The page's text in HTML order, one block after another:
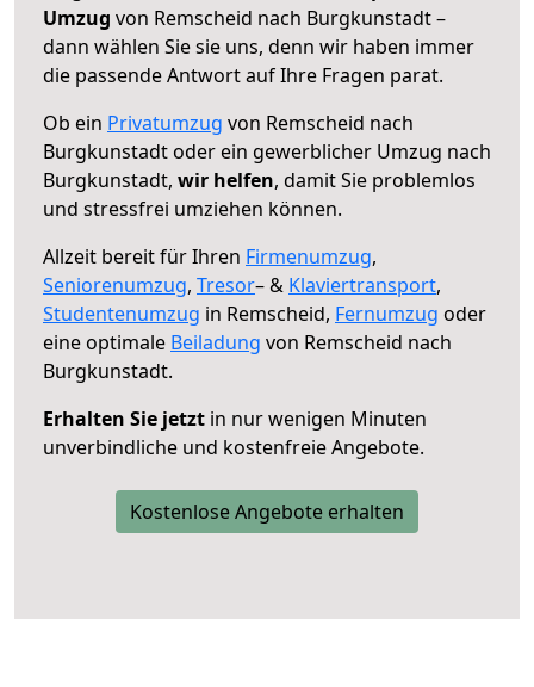
Umzug von Remscheid nach Burgkunstadt –
dann wählen Sie sie uns, denn wir haben immer
die passende Antwort auf Ihre Fragen parat.
Ob ein Privatumzug von Remscheid nach
Burgkunstadt oder ein gewerblicher Umzug nach
Burgkunstadt, wir helfen, damit Sie problemlos
und stressfrei umziehen können.
Allzeit bereit für Ihren Firmenumzug,
Seniorenumzug, Tresor– & Klaviertransport,
Studentenumzug in Remscheid, Fernumzug oder
eine optimale Beiladung von Remscheid nach
Burgkunstadt.
Erhalten Sie jetzt in nur wenigen Minuten
unverbindliche und kostenfreie Angebote.
Kostenlose Angebote erhalten